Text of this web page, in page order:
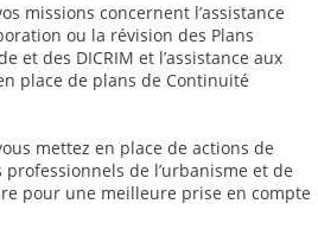
missions concernent l’assistance
ou la révision des Plans
et des DICRIM et l’assistance aux
place de plans de Continuité
mettez en place de actions de
de l’urbanisme et de
pour une meilleure prise en compte